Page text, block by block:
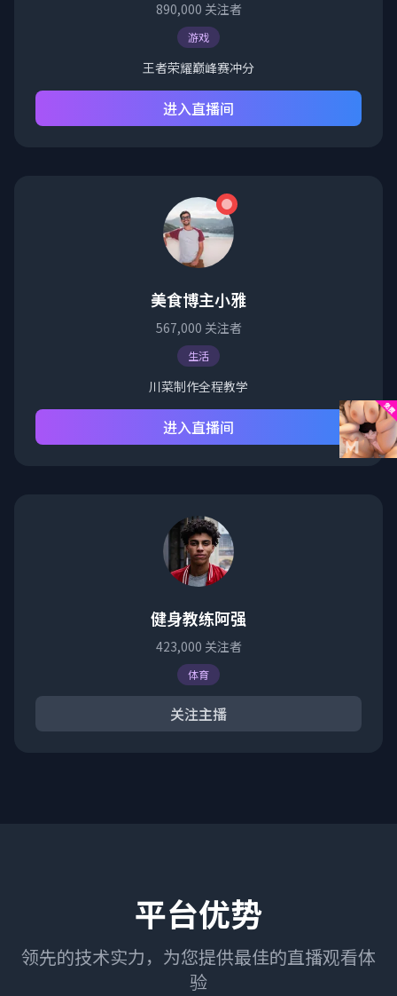
890,000 关注者
游戏
王者荣耀巅峰赛冲分
进入直播间
美食博主小雅
567,000 关注者
生活
川菜制作全程教学
进入直播间
健身教练阿强
423,000 关注者
体育
关注主播
平台优势
领先的技术实力，为您提供最佳的直播观看体
验